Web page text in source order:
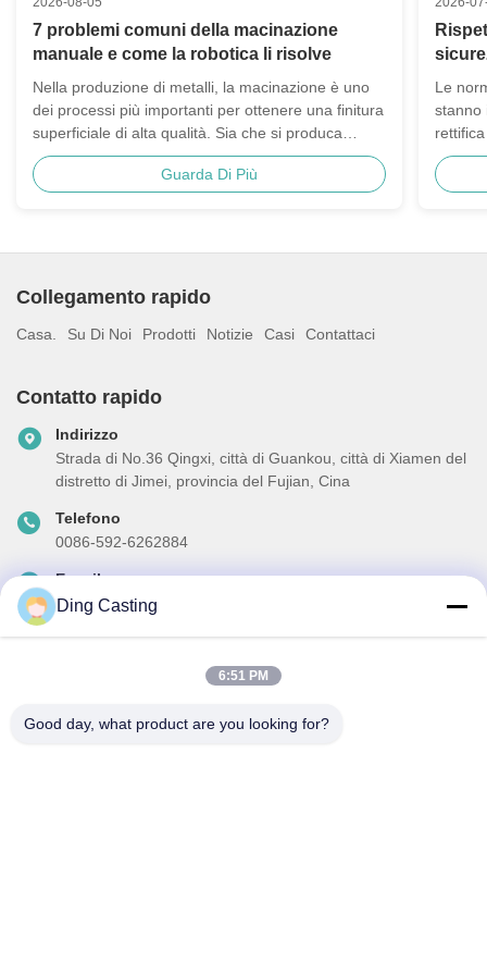
7 problemi comuni della macinazione
manuale e come la robotica li risolve
Nella produzione di metalli, la macinazione è uno
dei processi più importanti per ottenere una finitura
superficiale di alta qualità. Sia che si produca
rubinetti, attrezzature per bagni, componenti
automobilistici, o parti metalliche di precisione, i
Guarda Di Più
una
Le
stanno
Collegamento rapido
Casa. Su Di Noi Prodotti Notizie Casi Contattaci
Contatto rapido
Indirizzo
Strada di No.36 Qingxi, città di Guankou, città di Xiamen del
distretto di Jimei, provincia del Fujian, Cina
Telefono
0086-592-6262884
E-mail
dzivy@idzxm.cn
Iscriviti alla nostra newsletter per sconti e altro.
Ding Casting
6:51 PM
Good day, what product are you looking for?